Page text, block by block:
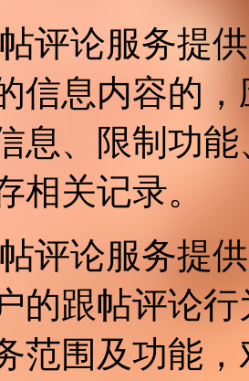
评论服务提
信息内容的
息、限制功
相关记录。
评论服务提
的跟帖评论
范围及功能